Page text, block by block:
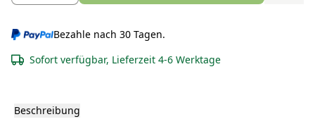
Bezahle nach 30 Tagen.
Sofort verfügbar, Lieferzeit 4-6 Werktage
Beschreibung